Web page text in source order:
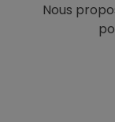
Nous